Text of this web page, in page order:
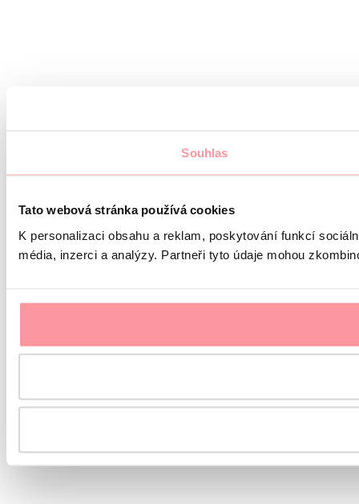
Souhlas
Tato webová stránka používá cookies
K personalizaci obsahu a reklam, poskytování funkcí
média, inzerci a analýzy. Partneři tyto údaje mohou